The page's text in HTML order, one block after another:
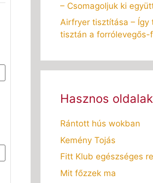
– Csomagoljuk ki
Airfryer tisztítása – Így
tisztán a
Hasznos oldalak
Rántott hús wokban
Kemény Tojás
Fitt Klub egészséges
Mit főzzek ma